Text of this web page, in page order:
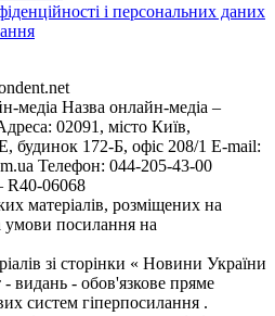
і персональних даних
медіа Назва онлайн-медіа –
02091, місто Київ,
172-Б, офіс 208/1 E-mail:
Телефон: 044-205-43-00
R40-06068
матеріалів, розміщених на
умови посилання на
зі сторінки « Новини України
- видань - обов'язкове пряме
систем гіперпосилання .